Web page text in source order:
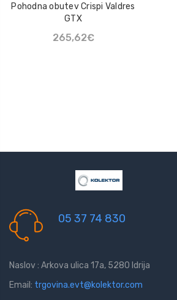
Pohodna obutev Crispi Valdres
GTX
265,62€
05 37 74 830
Naslov : Arkova ulica 17a, 5280 Idrija
Email: trgovina.evt@kolektor.com